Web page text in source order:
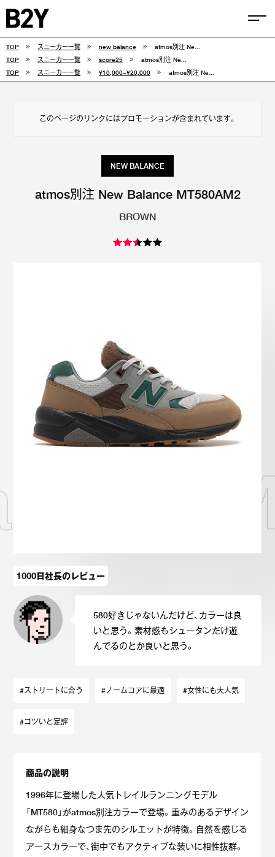
スニーカー診断 プライバシーポリシー 免責事項 お問い合わせ
COLUMN
FEATURE
CONVERSE
SEARCH SNEAKER
TOP スニーカー一覧 new balance
atmos別注 Ne...
TOP
スニーカー一覧 score25
atmos別注 Ne...
TOP
スニーカー一覧 ¥10,000~¥20,000 atmos別注 Ne...
このページのリンクにはプロモーションが含まれています。
NEW BALANCE
atmos別注 New Balance MT580AM2
BROWN
1000日社長のレビュー
580好きじゃないんだけど、カラーは良
いと思う。素材感もシュータンだけ遊
んでるのとか良いと思う。
#ストリートに合う #ノームコアに最適 #女性にも大人気
#ゴツいと定評
商品の説明
1996年に登場した人気トレイルランニングモデル
「MT580」がatmos別注カラーで登場。重みのあるデザイン
ながらも細身なつま先のシルエットが特徴。自然を感じる
アースカラーで、街中でもアクティブな装いに相性抜群。